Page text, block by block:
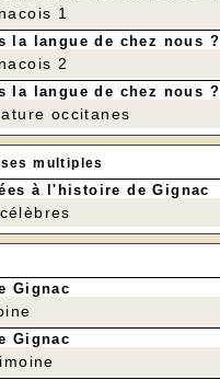
1
la langue de chez nous ?
2
la langue de chez nous ?
occitanes
multiples
à l'histoire de Gignac
Gignac
Gignac